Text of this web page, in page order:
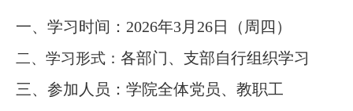
一、学习时间： 2026年3月 26日（周 四 ）
二、学习形式 ： 各部门、支部自行组织学习
三、参加人员： 学院全体党员、教职工